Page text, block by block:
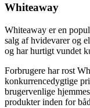
Whiteaway
Whiteaway er en
salg af hvidevarer og
og har hurtigt vundet
Forbrugere har rost
konkurrencedygtige
brugervenlige
produkter inden for